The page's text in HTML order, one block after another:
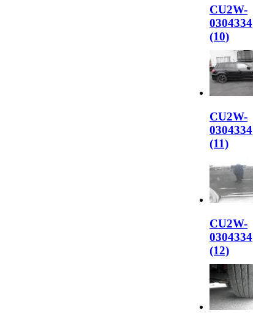
CU2W-
0304334
(10)
CU2W-
0304334
(11)
CU2W-
0304334
(12)